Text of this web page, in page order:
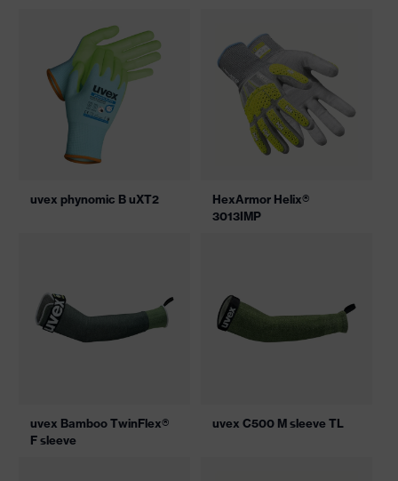
uvex phynomic B uXT2
HexArmor Helix®
3013IMP
uvex Bamboo TwinFlex®
F sleeve
uvex C500 M sleeve TL